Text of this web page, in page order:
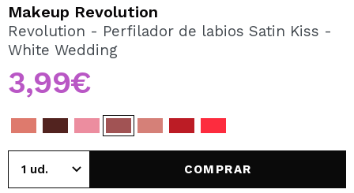
Al crear una cuenta en Maquillalia.com podrás realizar
tus compras rápidamente, revisar el estado de tus
CREAR CUENTA
Makeup Revolution
Revolution - Perfilador de labios Satin Kiss -
White Wedding
3,99€
COMPRAR